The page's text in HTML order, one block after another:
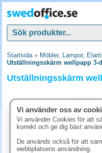
Startsida» Möbler, Lampor,
Utställningsskärm wellpapp 3-
Utställningsskärm
Vi använder oss av
Vi använder Cookies för att
korrekt och ge dig bäst
De används också för att
webbplatsens användning.